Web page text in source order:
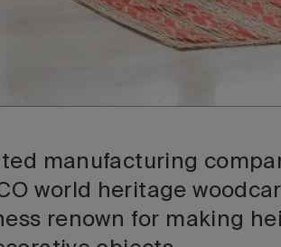
manufacturing
world heritage
renown for making